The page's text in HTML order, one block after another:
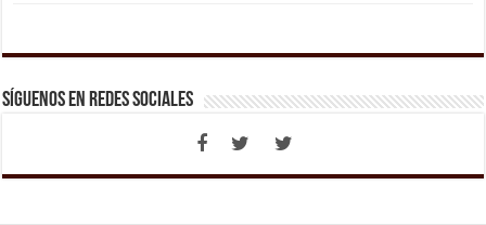
Síguenos en Redes Sociales